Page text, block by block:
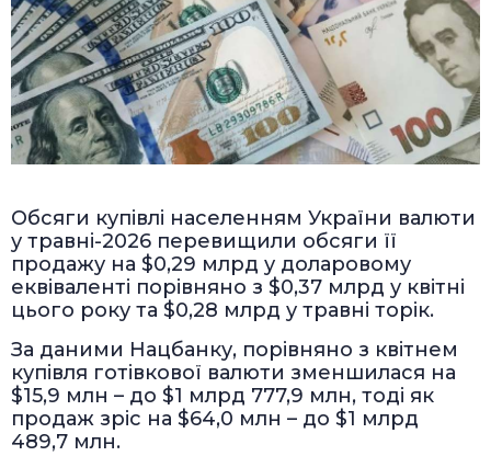
Обсяги купівлі населенням України валюти
у травні-2026 перевищили обсяги її
продажу на $0,29 млрд у доларовому
еквіваленті порівняно з $0,37 млрд у квітні
цього року та $0,28 млрд у травні торік.
За даними Нацбанку, порівняно з квітнем
купівля готівкової валюти зменшилася на
$15,9 млн – до $1 млрд 777,9 млн, тоді як
продаж зріс на $64,0 млн – до $1 млрд
489,7 млн.